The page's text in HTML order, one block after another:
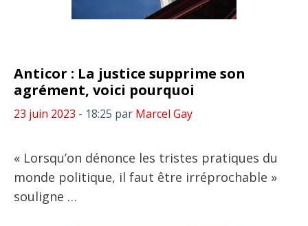
Anticor : La justice supprime son
agrément, voici pourquoi
23 juin 2023 - 18:25 par Marcel Gay
« Lorsqu’on dénonce les tristes pratiques du
monde politique, il faut être irréprochable »
souligne …